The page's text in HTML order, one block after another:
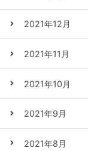
2021年12月
2021年11月
2021年10月
2021年9月
2021年8月